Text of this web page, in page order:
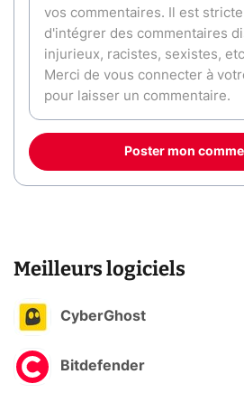
Poster mon
Meilleurs logiciels
CyberGhost
Bitdefender